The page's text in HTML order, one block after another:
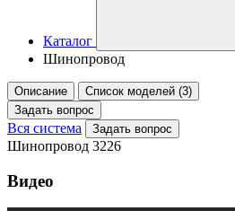
Каталог
Шинопровод
Описание
Список моделей (3)
Задать вопрос
Вся система Задать вопрос
Шинопровод 3226
Видео